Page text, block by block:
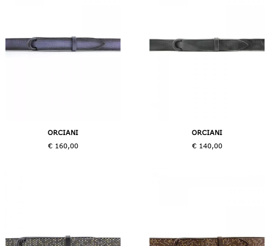
ORCIANI
€ 160,00
ORCIANI
€ 140,00